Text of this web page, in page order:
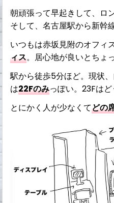
朝頑張って早起きして、ロ
そして、名古屋駅から新幹
いつもは赤坂見附のオフィ
ィス。居心地が良いとちょ
駅から徒歩5分ほど。現状
は22Fのみっぽい。23Fはど
とにかく人が少なくてどの